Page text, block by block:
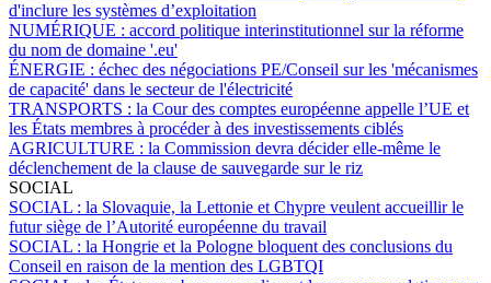
d'inclure les systèmes d’exploitation
NUMÉRIQUE : accord politique interinstitutionnel sur la réforme
du nom de domaine '.eu'
ÉNERGIE : échec des négociations PE/Conseil sur les 'mécanismes
de capacité' dans le secteur de l'électricité
TRANSPORTS : la Cour des comptes européenne appelle l’UE et
les États membres à procéder à des investissements ciblés
AGRICULTURE : la Commission devra décider elle-même le
déclenchement de la clause de sauvegarde sur le riz
SOCIAL
SOCIAL : la Slovaquie, la Lettonie et Chypre veulent accueillir le
futur siège de l’Autorité européenne du travail
SOCIAL : la Hongrie et la Pologne bloquent des conclusions du
Conseil en raison de la mention des LGBTQI